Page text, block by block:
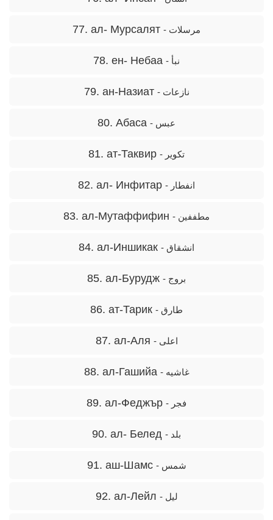
77. ал- Мурсалят - مرسلات
78. ен- Нeбаа - نبأ
79. ан-Назиат - نازعات
80. Абаса - عبس
81. ат-Таквир - تکویر
82. ал- Инфитар - انفطار
83. ал-Мутаффифин - مطففین
84. ал-Иншикак - انشقاق
85. ал-Бурудж - بروج
86. ат-Тарик - طارق
87. ал-Аля - اعلی
88. ал-Гашийа - غاشیه
89. ал-Феджър - فجر
90. ал- Белед - بلد
91. аш-Шамс - شمس
92. ал-Лейл - لیل